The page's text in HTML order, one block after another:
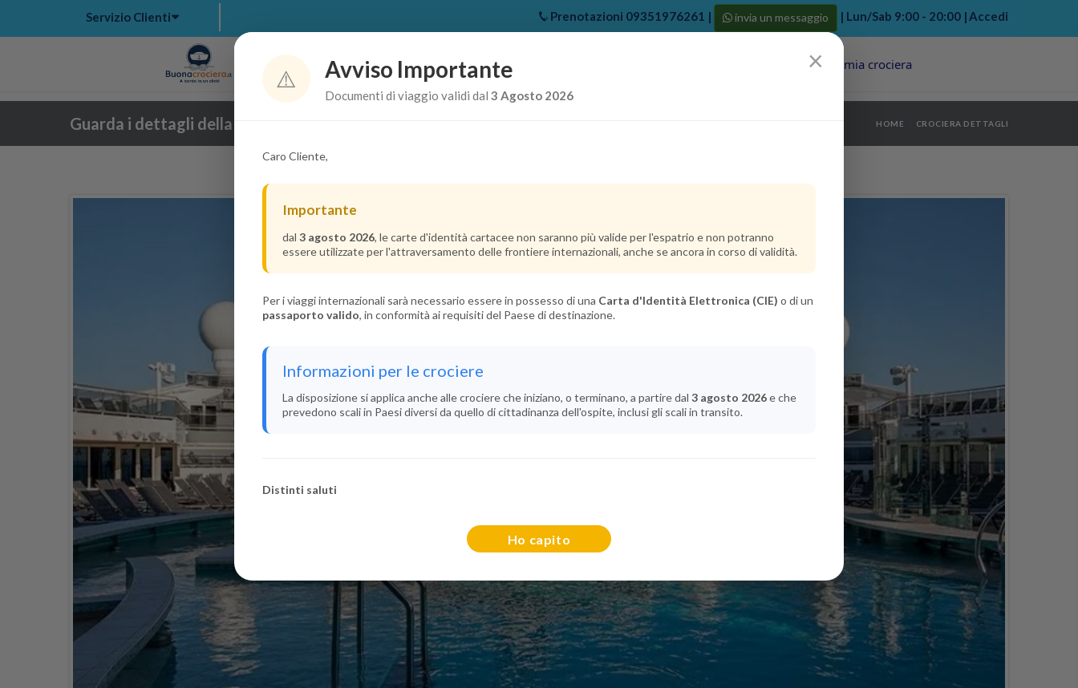
>
>
Servizio Clienti Prenotazioni 09351976261 | invia un messaggio | Lun/Sab 9:00 - 20:00 |Accedi
Home Chi Siamo Offerte Crociere Last Minute La mia crociera
Guarda i dettagli della crociera HOME CROCIERA DETTAGLI
×
⚠️ Avviso Importante
Documenti di viaggio validi dal 3 Agosto 2026
Caro Cliente,
Importante
dal 3 agosto 2026, le carte d'identità cartacee non saranno più valide per l'espatrio e non potranno
essere utilizzate per l'attraversamento delle frontiere internazionali, anche se ancora in corso di validità.
Per i viaggi internazionali sarà necessario essere in possesso di una Carta d'Identità Elettronica (CIE) o di un
passaporto valido, in conformità ai requisiti del Paese di destinazione.
Informazioni per le crociere
La disposizione si applica anche alle crociere che iniziano, o terminano, a partire dal 3 agosto 2026e che
prevedono scali in Paesi diversi da quello di cittadinanza dell'ospite, inclusi gli scali in transito.
Distinti saluti
Ho capito